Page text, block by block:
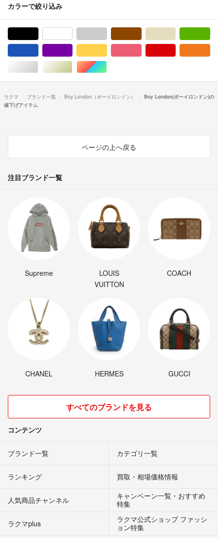
カラーで絞り込み
シルバー/銀色系ゴールド/金色系マルチカラー
ラクマ ブランド一覧 Boy London（ボーイロンドン）
Boy London(ボーイロンドン)の
値下げアイテム
ページの上へ戻る
注目ブランド一覧
Supreme
LOUIS
VUITTON
COACH
CHANEL HERMES GUCCI
すべてのブランドを見る
コンテンツ
ブランド一覧 カテゴリ一覧
ランキング 買取・相場価格情報
人気商品チャンネル
キャンペーン一覧・おすすめ
特集
ラクマplus
ラクマ公式ショップ ファッシ
ョン特集